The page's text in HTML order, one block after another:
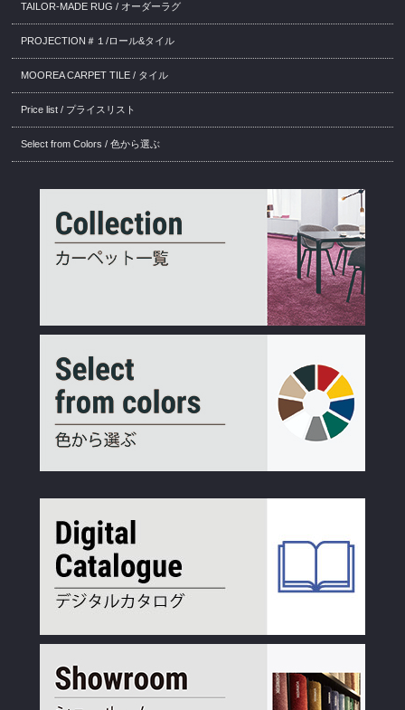
TAILOR-MADE RUG / オーダーラグ
PROJECTION＃１/ロール&タイル
MOOREA CARPET TILE / タイル
Price list / プライスリスト
Select from Colors / 色から選ぶ